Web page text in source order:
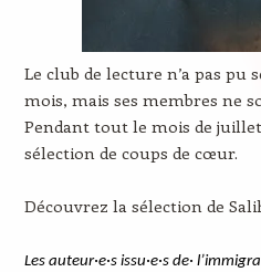
Le club de lecture n’a pas pu
mois, mais ses membres ne
Pendant tout le mois de
sélection de coups de cœur.
Découvrez la sélection de
Les auteur·e·s issu·e·s de·